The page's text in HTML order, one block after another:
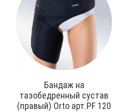
Бандаж на
тазобедренный сустав
(правый) Orto арт.PF 120